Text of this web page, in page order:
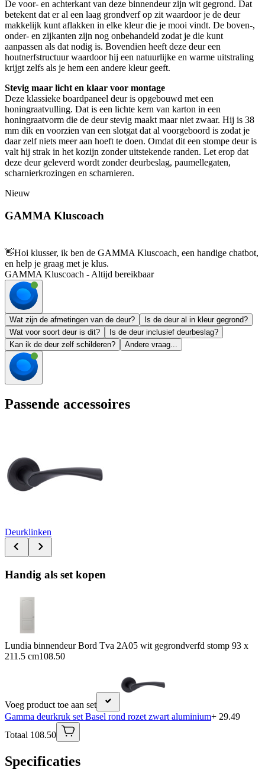
De voor- en achterkant van deze binnendeur zijn wit gegrond. Dat
betekent dat er al een laag grondverf op zit waardoor je de deur
makkelijk kunt aflakken in elke kleur die je mooi vindt. De boven-,
onder- en zijkanten zijn nog onbehandeld zodat je die kunt
aanpassen als dat nodig is. Bovendien heeft deze deur een
houtnerfstructuur waardoor hij een natuurlijke en warme uitstraling
krijgt zelfs als je hem een andere kleur geeft.
Stevig maar licht en klaar voor montage
Deze klassieke boardpaneel deur is opgebouwd met een
honingraatvulling. Dat is een lichte kern van karton in een
honingraatvorm die de deur stevig maakt maar niet zwaar. Hij is 38
mm dik en voorzien van een slotgat dat al voorgeboord is zodat je
daar zelf niets meer aan hoeft te doen. Omdat dit een stompe deur is
valt hij strak in het kozijn zonder uitstekende randen. Let erop dat
deze deur geleverd wordt zonder deurbeslag, paumellegaten,
scharnierkrozingen en scharnieren.
Nieuw
GAMMA Kluscoach
👋Hoi klusser, ik ben de GAMMA Kluscoach, een handige chatbot,
en help je graag met je klus.
GAMMA Kluscoach - Altijd bereikbaar
Wat zijn de afmetingen van de deur?
Is de deur al in kleur gegrond?
Wat voor soort deur is dit?
Is de deur inclusief deurbeslag?
Kan ik de deur zelf schilderen?
Andere vraag...
Passende accessoires
Deurklinken
Handig als set kopen
Lundia binnendeur Bord Tva 2A05 wit gegrondverfd stomp 93 x
211.5 cm108.50
Voeg product toe aan set
Gamma deurkruk set Basel rond rozet zwart aluminium+ 29.49
Totaal 108.50
Specificaties